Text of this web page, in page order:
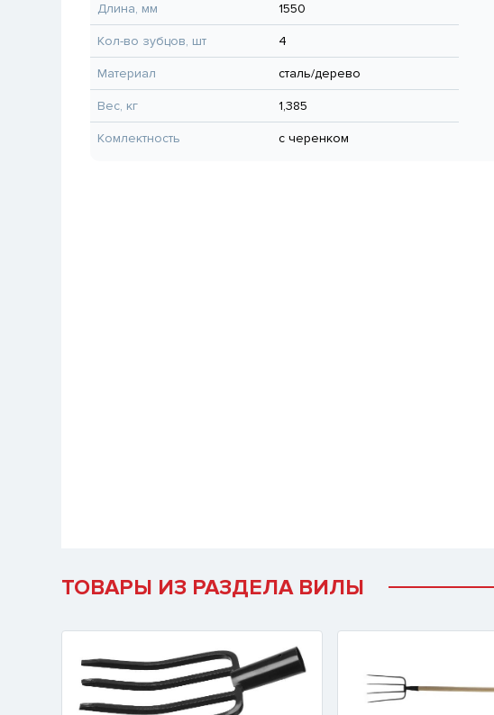
Длина, мм 1550
Кол-во зубцов, шт 4
Материал сталь/дерево
Вес, кг 1,385
Комлектность с черенком
ТОВАРЫ ИЗ РАЗДЕЛА ВИЛЫ